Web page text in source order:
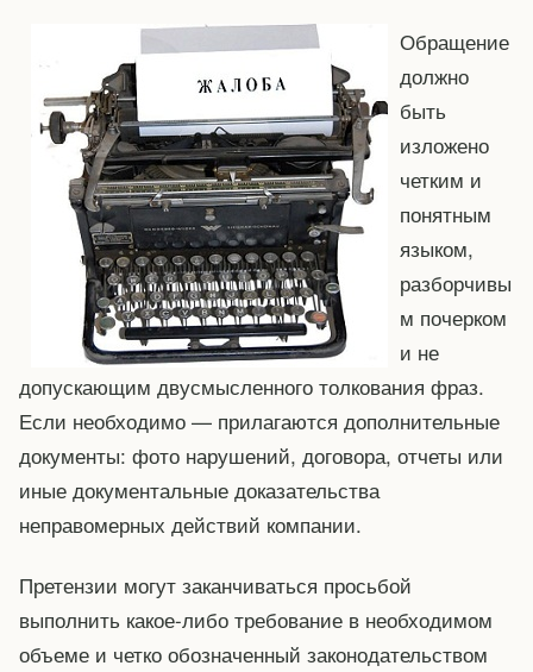
Обращение
должно
быть
изложено
четким и
понятным
языком,
разборчивы
м почерком
и не
допускающим двусмысленного толкования фраз.
Если необходимо — прилагаются дополнительные
документы: фото нарушений, договора, отчеты или
иные документальные доказательства
неправомерных действий компании.
Претензии могут заканчиваться просьбой
выполнить какое-либо требование в необходимом
объеме и четко обозначенный законодательством